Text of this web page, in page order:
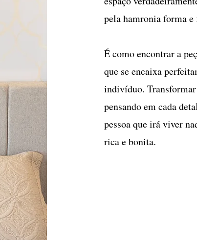
pela hamronia forma e
É como encontrar a
que se encaixa
indivíduo. Transformar
pensando em cada
pessoa que irá viver
rica e bonita.